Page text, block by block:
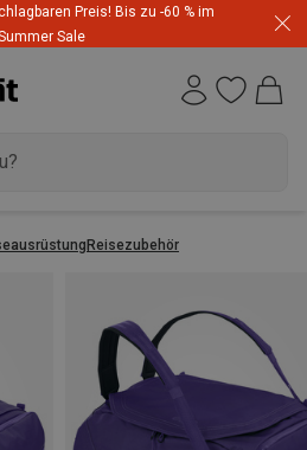
Preis! Bis zu -60 % im
Sale
Reisezubehör